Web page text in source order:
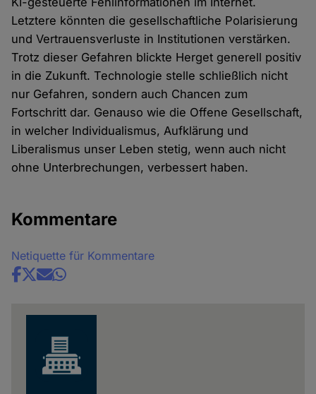
Letztere könnten die gesellschaftliche Polarisierung
und Vertrauensverluste in Institutionen verstärken.
Trotz dieser Gefahren blickte Herget generell positiv
in die Zukunft. Technologie stelle schließlich nicht
nur Gefahren, sondern auch Chancen zum
Fortschritt dar. Genauso wie die Offene Gesellschaft,
in welcher Individualismus, Aufklärung und
Liberalismus unser Leben stetig, wenn auch nicht
ohne Unterbrechungen, verbessert haben.
Kommentare
Netiquette für Kommentare
Share
Cookies